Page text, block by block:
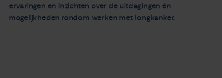
ervaringen en inzichten over de uitdagingen én
mogelijkheden rondom werken met longkanker.